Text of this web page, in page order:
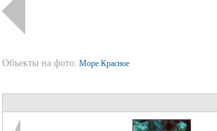
Объекты на фото: Море Красное